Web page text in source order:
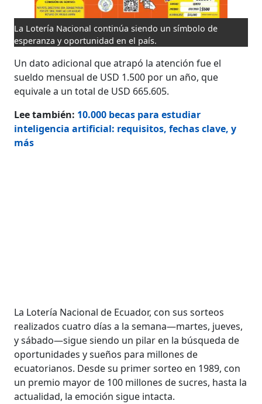
La Lotería Nacional continúa siendo un símbolo de
esperanza y oportunidad en el país.
Un dato adicional que atrapó la atención fue el
sueldo mensual de USD 1.500 por un año, que
equivale a un total de USD 665.605.
Lee también: 10.000 becas para estudiar
inteligencia artificial: requisitos, fechas clave, y
más
La Lotería Nacional de Ecuador, con sus sorteos
realizados cuatro días a la semana—martes, jueves,
y sábado—sigue siendo un pilar en la búsqueda de
oportunidades y sueños para millones de
ecuatorianos. Desde su primer sorteo en 1989, con
un premio mayor de 100 millones de sucres, hasta la
actualidad, la emoción sigue intacta.